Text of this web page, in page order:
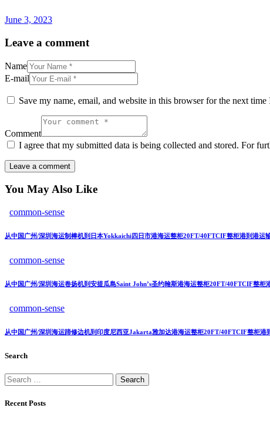
June 3, 2023
Leave a comment
Name
E-mail
Save my name, email, and website in this browser for the next time
Comment
I agree that my submitted data is being collected and stored. For
You May Also Like
common-sense
从中国广州/深圳海运制棒机到日本Yokkaichi四日市港海运整柜20FT/40FTCIF整柜港到港运
common-sense
从中国广州/深圳海运卷扬机到安提瓜島Saint John’s圣约翰斯港海运整柜20FT/40FTCIF整
common-sense
从中国广州/深圳海运蹄修边机到印度尼西亚Jakarta雅加达港海运整柜20FT/40FTCIF整柜港
Search
Recent Posts